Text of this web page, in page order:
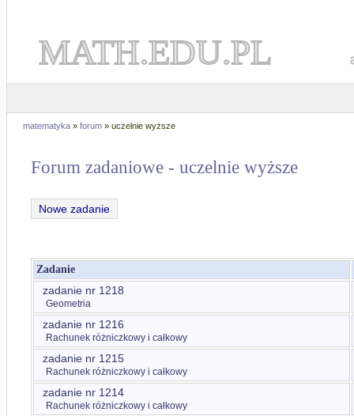
MATH.EDU.PL
matematyka » forum » uczelnie wyższe
Forum zadaniowe - uczelnie wyższe
Nowe zadanie
Zadanie
zadanie nr 1218
Geometria
zadanie nr 1216
Rachunek różniczkowy i całkowy
zadanie nr 1215
Rachunek różniczkowy i całkowy
zadanie nr 1214
Rachunek różniczkowy i całkowy